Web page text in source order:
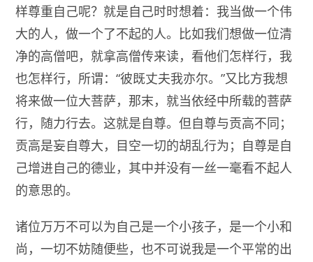
样尊重自己呢？就是自己时时想着：我当做一个伟
大的人，做一个了不起的人。比如我们想做一位清
净的高僧吧，就拿高僧传来读，看他们怎样行，我
也怎样行，所谓：“彼既丈夫我亦尔。”又比方我想
将来做一位大菩萨，那末，就当依经中所载的菩萨
行，随力行去。这就是自尊。但自尊与贡高不同；
贡高是妄自尊大，目空一切的胡乱行为；自尊是自
己增进自己的德业，其中并没有一丝一毫看不起人
的意思的。
诸位万万不可以为自己是一个小孩子，是一个小和
尚，一切不妨随便些，也不可说我是一个平常的出